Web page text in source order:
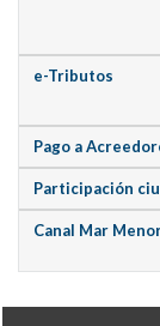
e-Tributos
Pago a
Participación
Canal Mar